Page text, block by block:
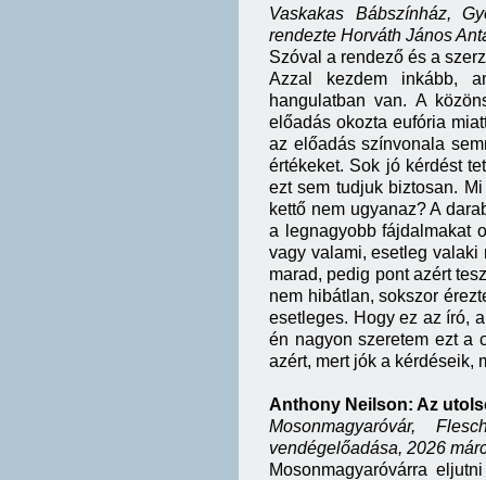
Vaskakas Bábszínház,
rendezte Horváth János
Szóval a rendező és a
Azzal kezdem inkább,
hangulatban van. A
előadás okozta eufória
az előadás színvonala
értékeket. Sok jó kérdést
ezt sem tudjuk biztosan.
kettő nem ugyanaz? A
a legnagyobb fájdalmakat
vagy valami, esetleg valaki
marad, pedig pont azért
nem hibátlan, sokszor
esetleges. Hogy ez az író,
én nagyon szeretem ezt a
azért, mert jók a kérdéseik,
Anthony Neilson: Az
Mosonmagyaróvár,
vendégelőadása, 2026
Mosonmagyaróvárra